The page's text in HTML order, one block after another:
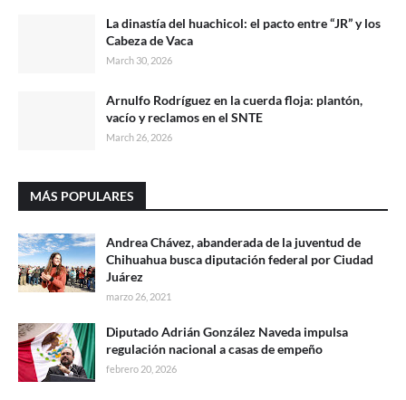
La dinastía del huachicol: el pacto entre “JR” y los
Cabeza de Vaca
March 30, 2026
Arnulfo Rodríguez en la cuerda floja: plantón,
vacío y reclamos en el SNTE
March 26, 2026
MÁS POPULARES
Andrea Chávez, abanderada de la juventud de
Chihuahua busca diputación federal por Ciudad
Juárez
marzo 26, 2021
Diputado Adrián González Naveda impulsa
regulación nacional a casas de empeño
febrero 20, 2026